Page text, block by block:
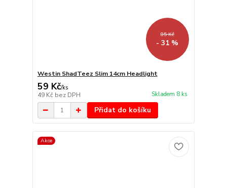
85 Kč
- 31 %
Westin ShadTeez Slim 14cm Headlight
59 Kč/ks
49 Kč bez DPH Skladem 8 ks
Přidat do košíku
Akce